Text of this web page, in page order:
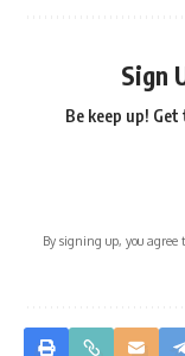
Sign
Be keep up!
By signing up, you agree